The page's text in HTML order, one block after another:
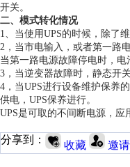
开关。
二、模式转化情况
1、当使用UPS的时候，除了
2 ，当市电输入，或者第一
当第一路电源故障停电时，
3 ，当逆变器故障时，静态开
4 ，当UPS进行设备维护保养
供电，UPS保养进行。
UPS是可取的不间断电源，应
分享到： 收藏 邀